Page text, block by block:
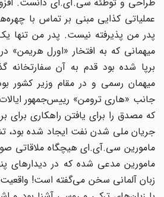
عملیاتی کذایی مبنی بر تماس با
پدر من پذیرفته نیست. پدر من تنها
میهمانی که به افتخار «اورل هریمن» در
برپا شده بود قدم به آن سفارتخانه
میهمان رسمی و در مقام وزیر کشور
جانب «هاری ترومن» رییس‌جمهور
که مصدق را برای یافتن راهکاری برای
جریان ملی شدن نفت ایجاد شده بود،
مامورین سی.آی.‌ای هیچگاه ملاقاتی
مامورین مدعی شده که در دیدارهای
زبان آلمانی سخن می‌گفته است! واقعیت